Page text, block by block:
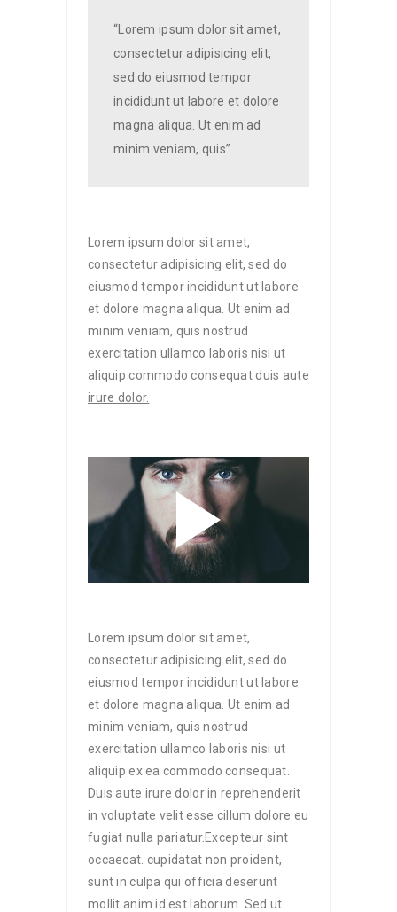
“Lorem ipsum dolor sit amet,
consectetur adipisicing elit,
sed do eiusmod tempor
incididunt ut labore et dolore
magna aliqua. Ut enim ad
minim veniam, quis”
Lorem ipsum dolor sit amet,
consectetur adipisicing elit, sed do
eiusmod tempor incididunt ut labore
et dolore magna aliqua. Ut enim ad
minim veniam, quis nostrud
exercitation ullamco laboris nisi ut
aliquip commodo consequat duis aute
irure dolor.
Lorem ipsum dolor sit amet,
consectetur adipisicing elit, sed do
eiusmod tempor incididunt ut labore
et dolore magna aliqua. Ut enim ad
minim veniam, quis nostrud
exercitation ullamco laboris nisi ut
aliquip ex ea commodo consequat.
Duis aute irure dolor in reprehenderit
in voluptate velit esse cillum dolore eu
fugiat nulla pariatur.Excepteur sint
occaecat. cupidatat non proident,
sunt in culpa qui officia deserunt
mollit anim id est laborum. Sed ut